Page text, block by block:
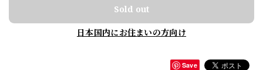
Sold out
日本国内にお住まいの方向け
Save